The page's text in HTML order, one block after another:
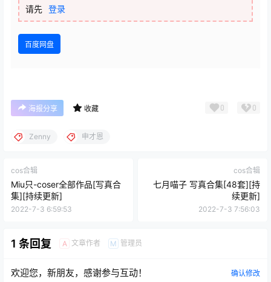
请先 登录
百度网盘
海报分享 收藏 0 0
Zenny 申才恩
cos合辑
Miu只-coser全部作品[写真合
集][持续更新]
2022-7-3 6:59:53
cos合辑
七月喵子 写真合集[48套][持
续更新]
2022-7-3 7:56:03
1 条回复 A 文章作者 M 管理员
欢迎您，新朋友，感谢参与互动！ 确认修改